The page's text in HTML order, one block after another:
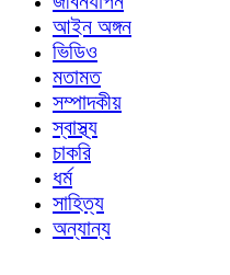
আইন অঙ্গন
ভিডিও
মতামত
সম্পাদকীয়
স্বাস্থ্য
চাকরি
ধর্ম
সাহিত্য
অন্যান্য